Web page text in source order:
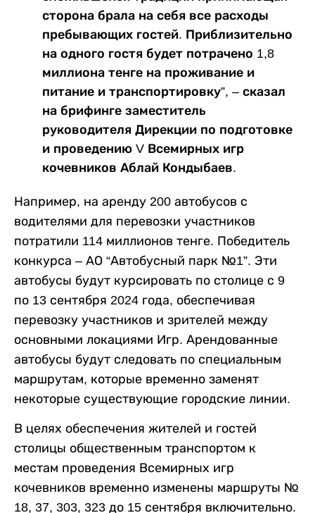
сторона брала на себя все расходы
пребывающих гостей. Приблизительно
на одного гостя будет потрачено 1,8
миллиона тенге на проживание и
питание и транспортировку”, – сказал
на брифинге заместитель
руководителя Дирекции по подготовке
и проведению V Всемирных игр
кочевников Аблай Кондыбаев.
Например, на аренду 200 автобусов с
водителями для перевозки участников
потратили 114 миллионов тенге. Победитель
конкурса – АО “Автобусный парк №1”. Эти
автобусы будут курсировать по столице с 9
по 13 сентября 2024 года, обеспечивая
перевозку участников и зрителей между
основными локациями Игр. Арендованные
автобусы будут следовать по специальным
маршрутам, которые временно заменят
некоторые существующие городские линии.
В целях обеспечения жителей и гостей
столицы общественным транспортом к
местам проведения Всемирных игр
кочевников временно изменены маршруты №
18, 37, 303, 323 до 15 сентября включительно.